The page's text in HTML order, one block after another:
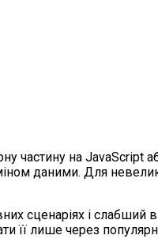
частину на JavaScript
даними. Для
сценаріях і
її лише через